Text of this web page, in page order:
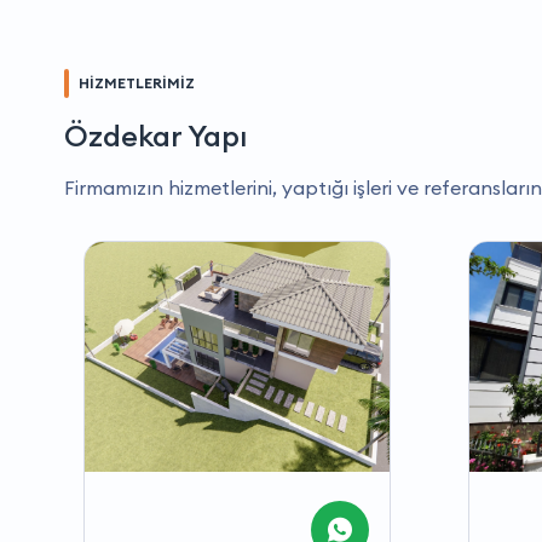
HİZMETLERİMİZ
Özdekar Yapı
Firmamızın hizmetlerini, yaptığı işleri ve